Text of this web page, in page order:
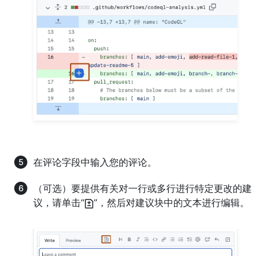
在评论字段中输入您的评论。
（可选）要提供有关对一行或多行进行特定更改的建
议，请单击“
”，然后对建议块中的文本进行编辑。